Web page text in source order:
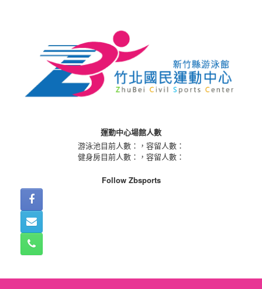
運動中心場館人數
游泳池目前人數：
，容留人數：
健身房目前人數：
，容留人數：
Follow Zbsports